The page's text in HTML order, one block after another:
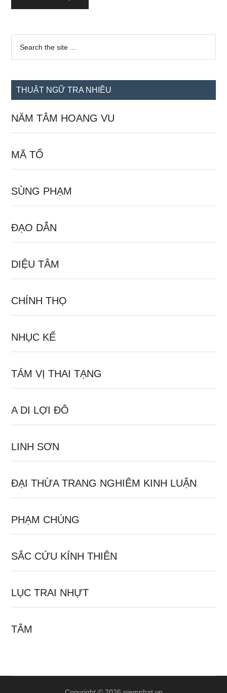
Sidebar
chính
...
THUẬT NGỮ TRA NHIỀU
NĂM TÂM HOANG VU
MÃ TỔ
SÙNG PHẠM
ĐẠO DẪN
DIỆU TÂM
CHÍNH THỌ
NHỤC KẾ
TÁM VỊ THAI TẠNG
A DI LỢI ĐÔ
LINH SƠN
ĐẠI THỪA TRANG NGHIÊM KINH LUẬN
PHẠM CHÚNG
SẮC CỨU KÍNH THIÊN
LỤC TRAI NHỰT
TÂM